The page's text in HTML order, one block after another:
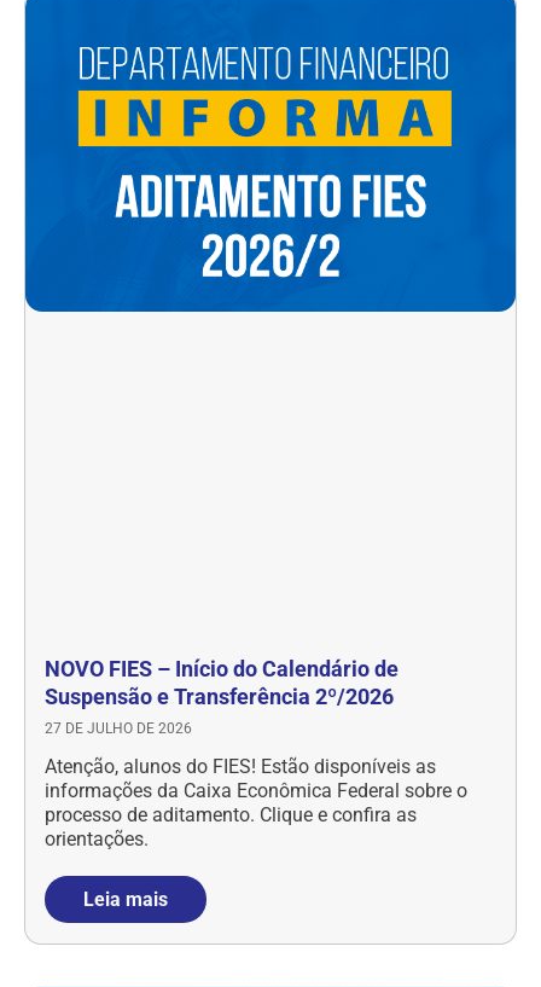
NOVO FIES – Início do Calendário de
Suspensão e Transferência 2º/2026
27 DE JULHO DE 2026
Atenção, alunos do FIES! Estão disponíveis as
informações da Caixa Econômica Federal sobre o
processo de aditamento. Clique e confira as
orientações.
Leia mais